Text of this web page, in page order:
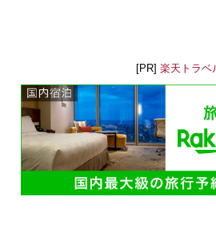
[PR] 楽天トラベ